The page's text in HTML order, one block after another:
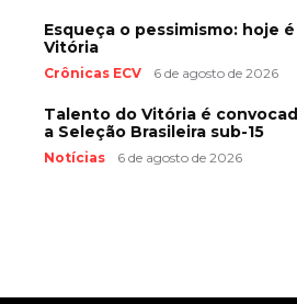
Esqueça o pessimismo: hoje
Vitória
Crônicas ECV 6 de agosto de 2026
Talento do Vitória é
a Seleção Brasileira sub-15
Notícias 6 de agosto de 2026